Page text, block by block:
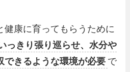
健康に育ってもらうために
っきり張り巡らせ、水分や
できるような環境が必要 で